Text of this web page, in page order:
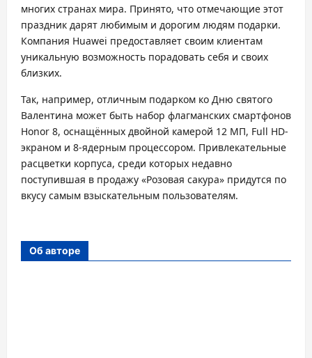
многих странах мира. Принято, что отмечающие этот
праздник дарят любимым и дорогим людям подарки.
Компания Huawei предоставляет своим клиентам
уникальную возможность порадовать себя и своих
близких.
Так, например, отличным подарком ко Дню святого
Валентина может быть набор флагманских смартфонов
Honor 8, оснащённых двойной камерой 12 МП, Full HD-
экраном и 8-ядерным процессором. Привлекательные
расцветки корпуса, среди которых недавно
поступившая в продажу «Розовая сакура» придутся по
вкусу самым взыскательным пользователям.
Об авторе